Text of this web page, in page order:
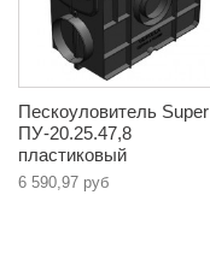
Пескоуловитель Super
ПУ-20.25.47,8
пластиковый
6 590,97 руб